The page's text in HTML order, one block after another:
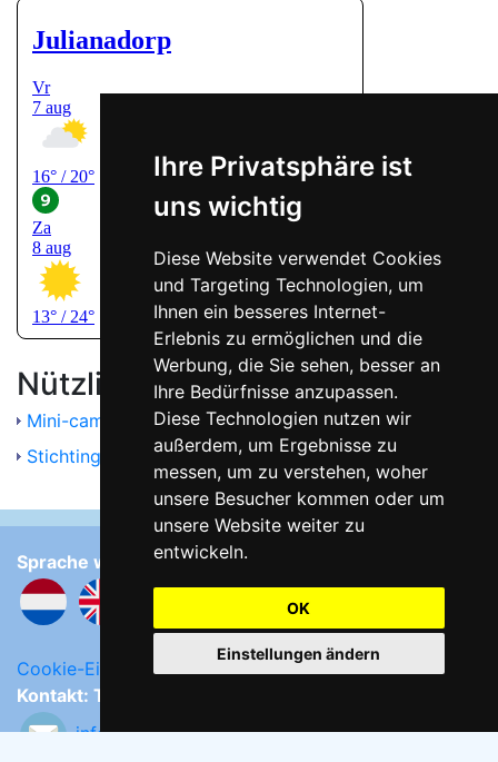
Ihre Privatsphäre ist
uns wichtig
Diese Website verwendet Cookies
und Targeting Technologien, um
Ihnen ein besseres Internet-
Erlebnis zu ermöglichen und die
Werbung, die Sie sehen, besser an
Ihre Bedürfnisse anzupassen.
Diese Technologien nutzen wir
außerdem, um Ergebnisse zu
messen, um zu verstehen, woher
unsere Besucher kommen oder um
unsere Website weiter zu
entwickeln.
OK
Einstellungen ändern
Nützliche Links
Mini-camping Hoeve Ons Lust
Stichting Strandexploitatie Noordkop
Sprache wählen:
Cookie-Einstellungen ändern
Kontakt: Tjipke Tasma
info@naaktstrandje.nl